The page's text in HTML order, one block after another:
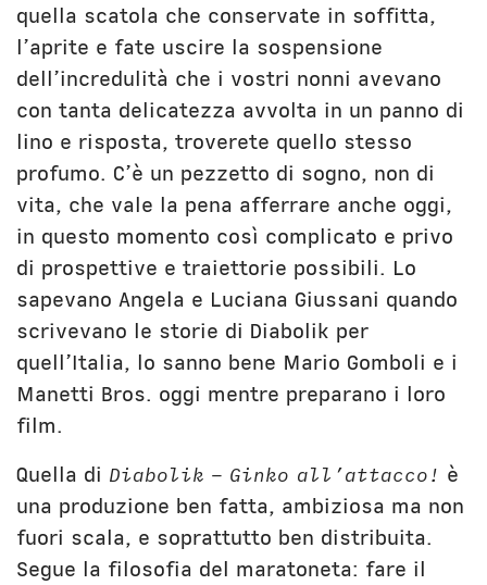
quella scatola che conservate in soffitta,
l’aprite e fate uscire la sospensione
dell’incredulità che i vostri nonni avevano
con tanta delicatezza avvolta in un panno di
lino e risposta, troverete quello stesso
profumo. C’è un pezzetto di sogno, non di
vita, che vale la pena afferrare anche oggi,
in questo momento così complicato e privo
di prospettive e traiettorie possibili. Lo
sapevano Angela e Luciana Giussani quando
scrivevano le storie di Diabolik per
quell’Italia, lo sanno bene Mario Gomboli e i
Manetti Bros. oggi mentre preparano i loro
film.
Quella di Diabolik – Ginko all’attacco! è
una produzione ben fatta, ambiziosa ma non
fuori scala, e soprattutto ben distribuita.
Segue la filosofia del maratoneta: fare il